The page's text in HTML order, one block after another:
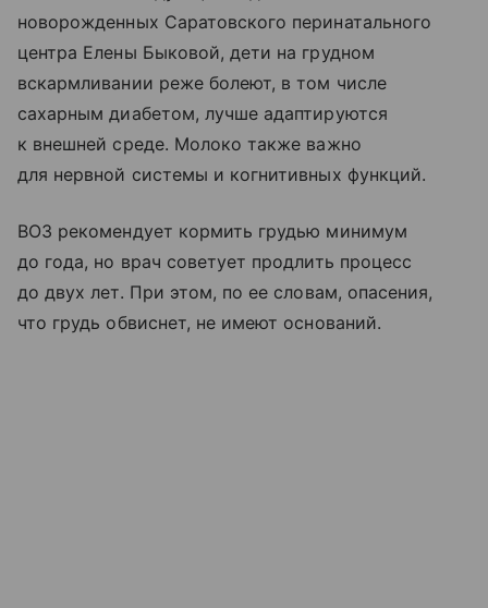
новорожденных Саратовского перинатального
центра Елены Быковой, дети на грудном
вскармливании реже болеют, в том числе
сахарным диабетом, лучше адаптируются
к внешней среде. Молоко также важно
для нервной системы и когнитивных функций.
ВОЗ рекомендует кормить грудью минимум
до года, но врач советует продлить процесс
до двух лет. При этом, по ее словам, опасения,
что грудь обвиснет, не имеют оснований.